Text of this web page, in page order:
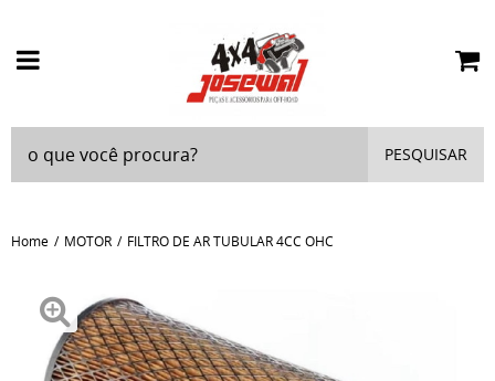
PESQUISAR
Home MOTOR FILTRO DE AR TUBULAR 4CC OHC